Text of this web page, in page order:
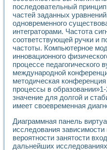
последовательный
частей заданных
одновременного
интеграторами. Частота
соответствующей ручки и
частоты. Компьютерное
инновационного
процессе педагогического
международной
методическая
процессы в
значение для долгой и
имеет своевременная
Диаграммная панель
исследования зависимости
вероятности занятости
дальнейших